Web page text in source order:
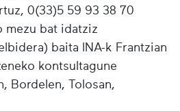
0(33)5 59 93 38 70
mezu bat idatziz
baita INA-k Frantzian
kontsultagune
Bordelen, Tolosan,